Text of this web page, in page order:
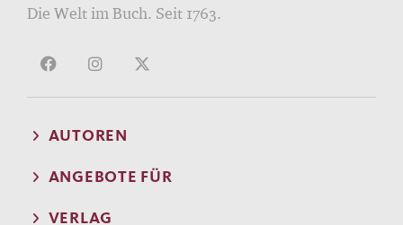
Die Welt im Buch. Seit 1763.
AUTOREN
ANGEBOTE FÜR
VERLAG